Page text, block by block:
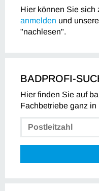
Hier können Sie sich
anmelden und
"nachlesen".
BADPROFI-
Hier finden Sie auf
Fachbetriebe ganz in